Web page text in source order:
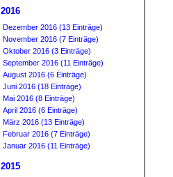
2016
Dezember 2016 (13 Einträge)
November 2016 (7 Einträge)
Oktober 2016 (3 Einträge)
September 2016 (11 Einträge)
August 2016 (6 Einträge)
Juni 2016 (18 Einträge)
Mai 2016 (8 Einträge)
April 2016 (6 Einträge)
März 2016 (13 Einträge)
Februar 2016 (7 Einträge)
Januar 2016 (11 Einträge)
2015